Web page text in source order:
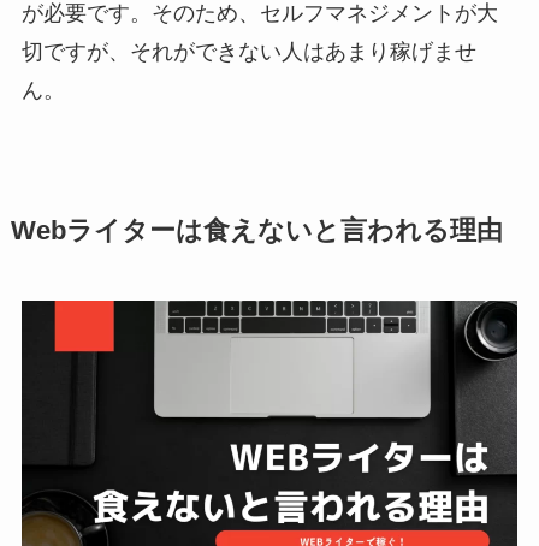
が必要です。そのため、セルフマネジメントが大
切ですが、それができない人はあまり稼げませ
ん。
Webライターは食えないと言われる理由